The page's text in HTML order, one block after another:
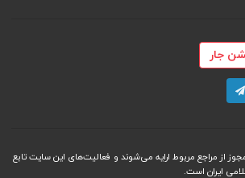
جار
از مراجع مربوط ارایه می‌شوند و فعاليت‌های اين سايت تابع
ايران است.